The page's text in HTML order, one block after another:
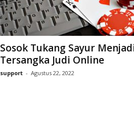
Sosok Tukang Sayur
Tersangka Judi Online
support - Agustus 22, 2022